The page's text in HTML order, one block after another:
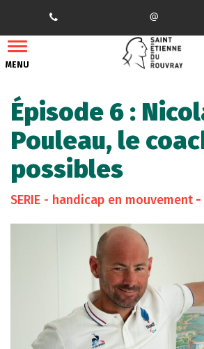
MENU
Épisode 6 :
Pouleau, le
possibles
SERIE - handicap en mouvement-